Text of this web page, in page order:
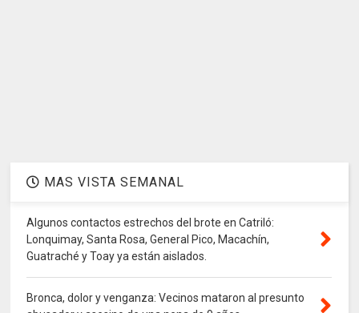
MAS VISTA SEMANAL
Algunos contactos estrechos del brote en Catriló:
Lonquimay, Santa Rosa, General Pico, Macachín,
Guatraché y Toay ya están aislados.
Bronca, dolor y venganza: Vecinos mataron al presunto